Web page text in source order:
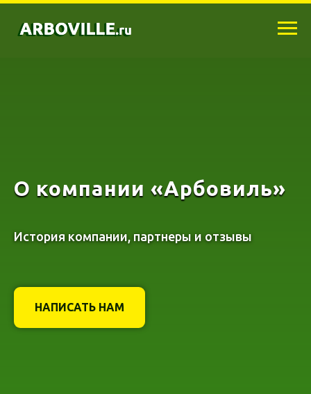
О компании «Арбовиль»
История компании, партнеры и отзывы
НАПИСАТЬ НАМ